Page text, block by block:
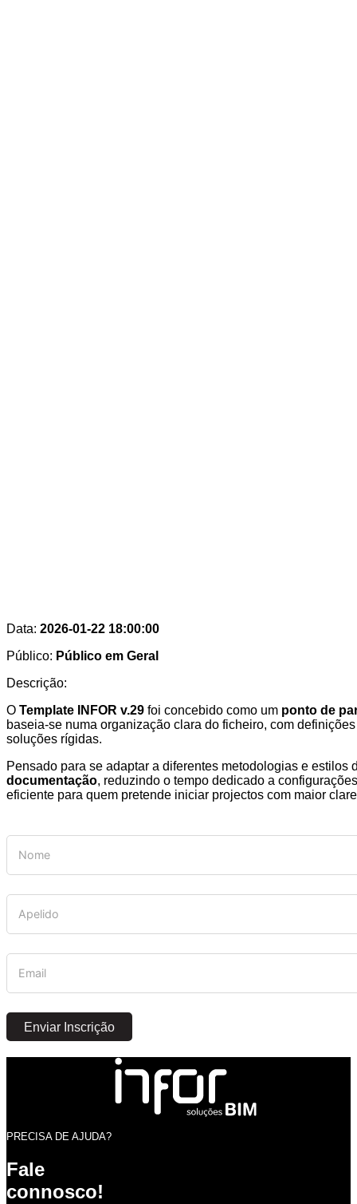
Data: 2026-01-22 18:00:00
Público: Público em Geral
Descrição:
O Template INFOR v.29 foi concebido como um ponto de
baseia-se numa organização clara do ficheiro, com
soluções rígidas.
Pensado para se adaptar a diferentes metodologias e
documentação, reduzindo o tempo dedicado a
eficiente para quem pretende iniciar projectos com maior
Enviar Inscrição
PRECISA DE AJUDA?
Fale
connosco!